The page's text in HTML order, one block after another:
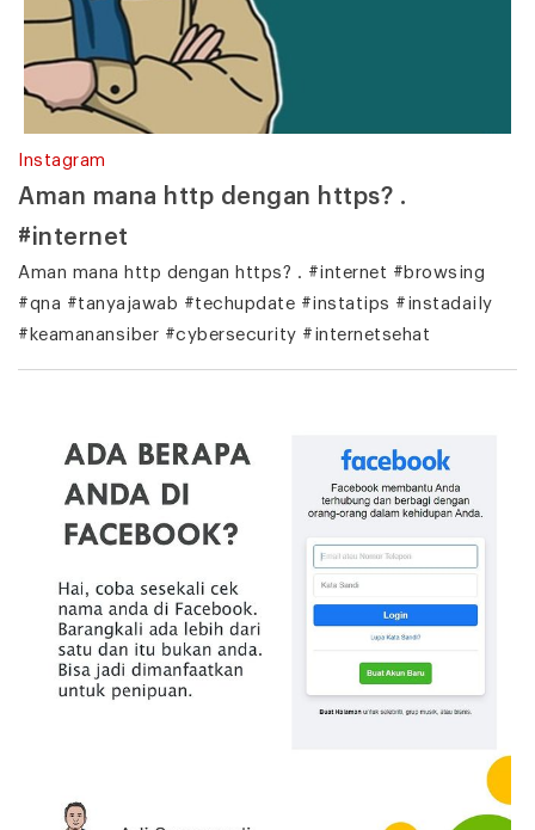
Instagram
Aman mana http dengan https? .
#internet
Aman mana http dengan https? . #internet #browsing
#qna #tanyajawab #techupdate #instatips #instadaily
#keamanansiber #cybersecurity #internetsehat